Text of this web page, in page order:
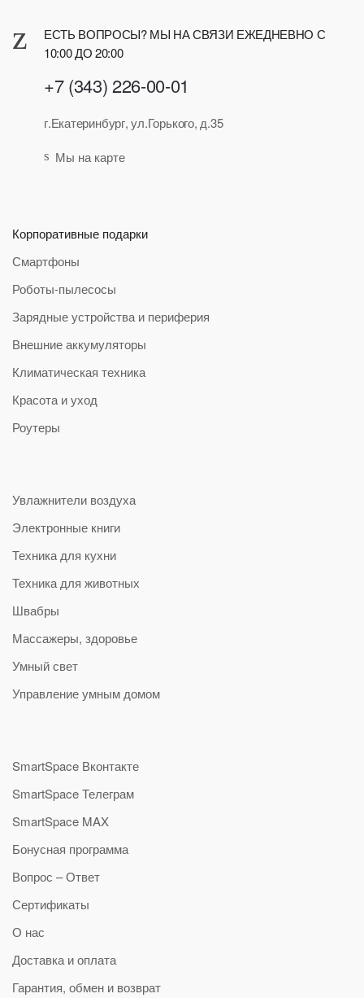
ЕСТЬ ВОПРОСЫ? МЫ НА СВЯЗИ ЕЖЕДНЕВНО С
10:00 ДО 20:00
+7 (343) 226-00-01
г.Екатеринбург, ул.Горького, д.35
Мы на карте
Корпоративные подарки
Смартфоны
Роботы-пылесосы
Зарядные устройства и периферия
Внешние аккумуляторы
Климатическая техника
Красота и уход
Роутеры
Увлажнители воздуха
Электронные книги
Техника для кухни
Техника для животных
Швабры
Массажеры, здоровье
Умный свет
Управление умным домом
SmartSpace Вконтакте
SmartSpace Телеграм
SmartSpace MAX
Бонусная программа
Вопрос – Ответ
Сертификаты
О нас
Доставка и оплата
Гарантия, обмен и возврат